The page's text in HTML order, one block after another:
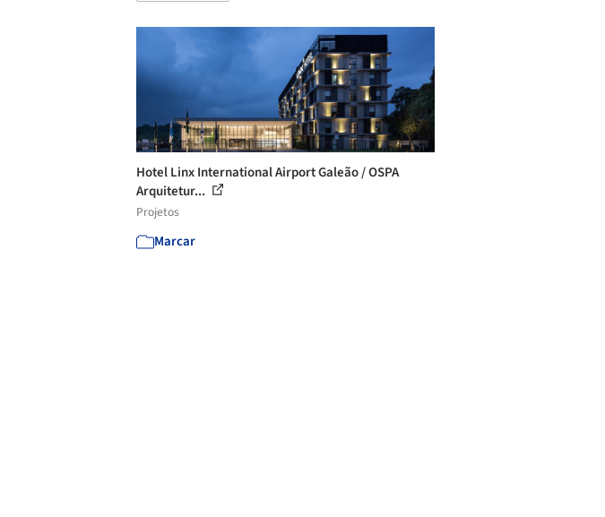
Hotel Linx International Airport Galeão / OSPA
Arquitetur...
Projetos
Marcar